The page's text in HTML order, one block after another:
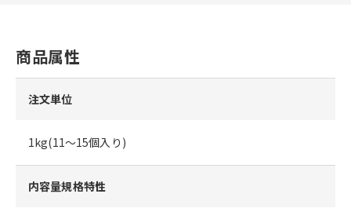
商品属性
注文単位
1kg(11～15個入り)
内容量規格特性